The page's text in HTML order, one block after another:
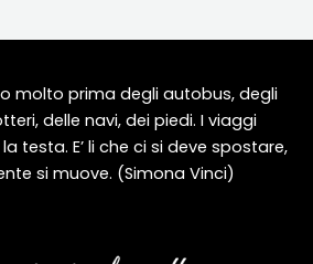
molto prima degli autobus, degli
delle navi, dei piedi. I viaggi
testa. E’ li che ci si deve spostare,
si muove. (Simona Vinci)